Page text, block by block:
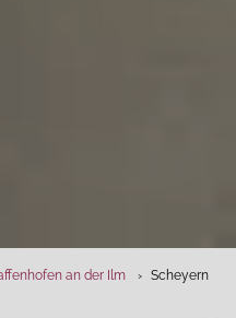
an der Ilm Scheyern